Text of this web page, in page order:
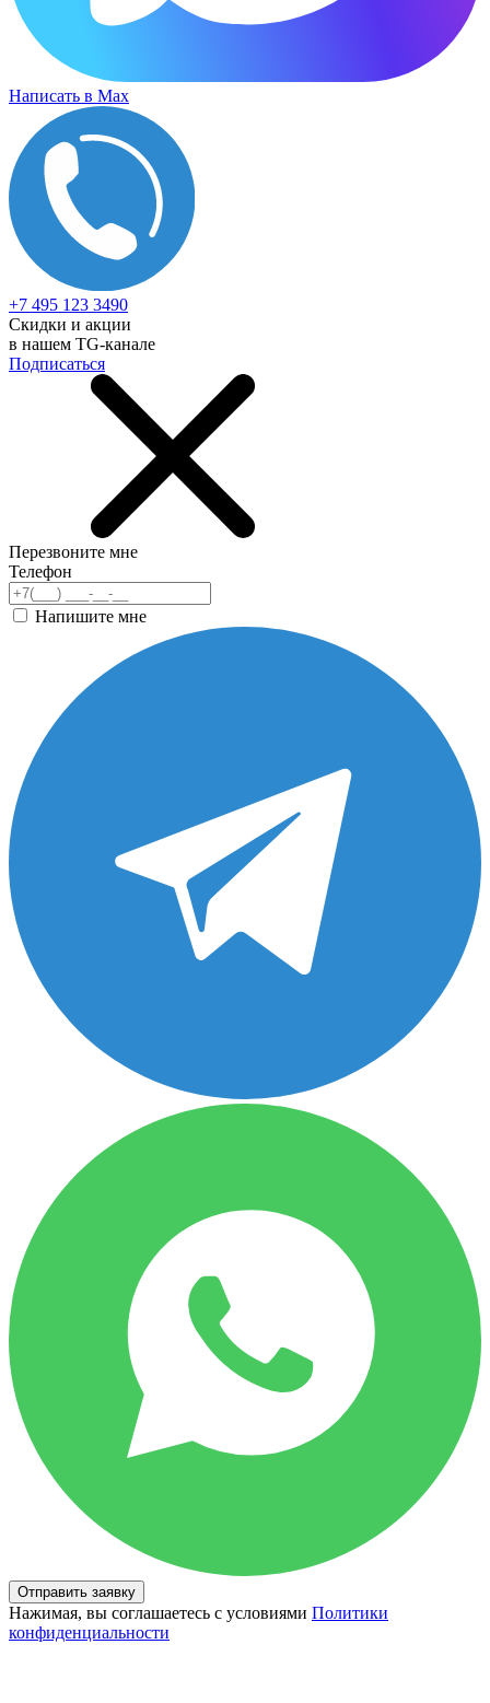
Написать в Max
+7 495 123 3490
Скидки и акции
в нашем TG-канале
Подписаться
Перезвоните мне
Телефон
Напишите мне
Отправить заявку
Нажимая, вы соглашаетесь с условиями Политики
конфиденциальности